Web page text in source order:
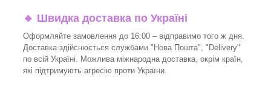
🔹 Швидка доставка по Україні
Оформляйте замовлення до 16:00 – відправимо того ж дня.
Доставка здійснюється службами "Нова Пошта", "Delivery"
по всій Україні. Можлива міжнародна доставка, окрім країн,
які підтримують агресію проти України.